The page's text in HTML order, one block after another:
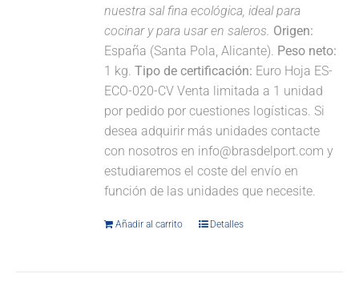
nuestra sal fina ecológica, ideal para
cocinar y para usar en saleros. Origen:
España (Santa Pola, Alicante). Peso neto:
1 kg.Tipo de certificación: Euro Hoja ES-
ECO-020-CV Venta limitada a 1 unidad
por pedido por cuestiones logísticas. Si
desea adquirir más unidades contacte
con nosotros en info@brasdelport.com y
estudiaremos el coste del envío en
función de las unidades que necesite.
Añadir al carrito Detalles